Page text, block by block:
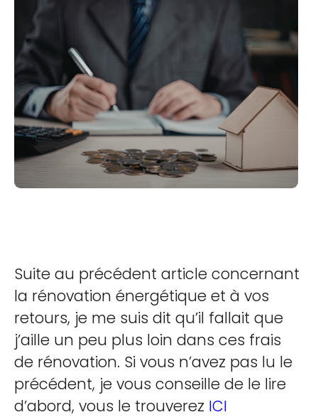
Suite au précédent article concernant
la rénovation énergétique et à vos
retours, je me suis dit qu’il fallait que
j’aille un peu plus loin dans ces frais
de rénovation. Si vous n’avez pas lu le
précédent, je vous conseille de le lire
d’abord, vous le trouverez ICI